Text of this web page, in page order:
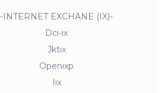
-INTERNET EXCHANE (IX)-
Dci-ix
Jktix
Openixp
Iix